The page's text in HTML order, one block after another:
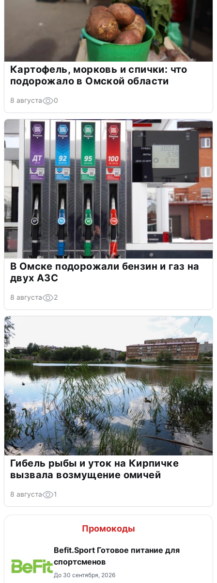
Картофель, морковь и спички: что
подорожало в Омской области
8 августа 0
В Омске подорожали бензин и газ на
двух АЗС
8 августа 2
Гибель рыбы и уток на Кирпичке
вызвала возмущение омичей
8 августа 1
Промокоды
Befit.Sport Готовое питание для
спортсменов
До 30 сентября, 2026